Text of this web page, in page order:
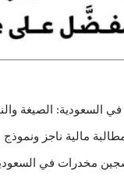
السعودية: الصيغة
مالية ناجز
مخدرات في